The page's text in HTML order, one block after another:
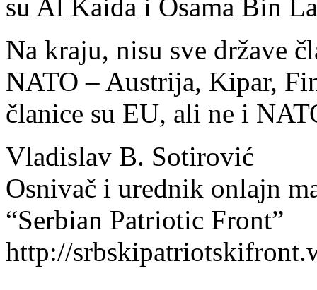
su Al Kaida i Osama Bin
Na kraju, nisu sve države
NATO – Austrija, Kipar,
članice su EU, ali ne i
Vladislav B. Sotirović
Osnivač i urednik onlajn
“Serbian Patriotic Front”
http://